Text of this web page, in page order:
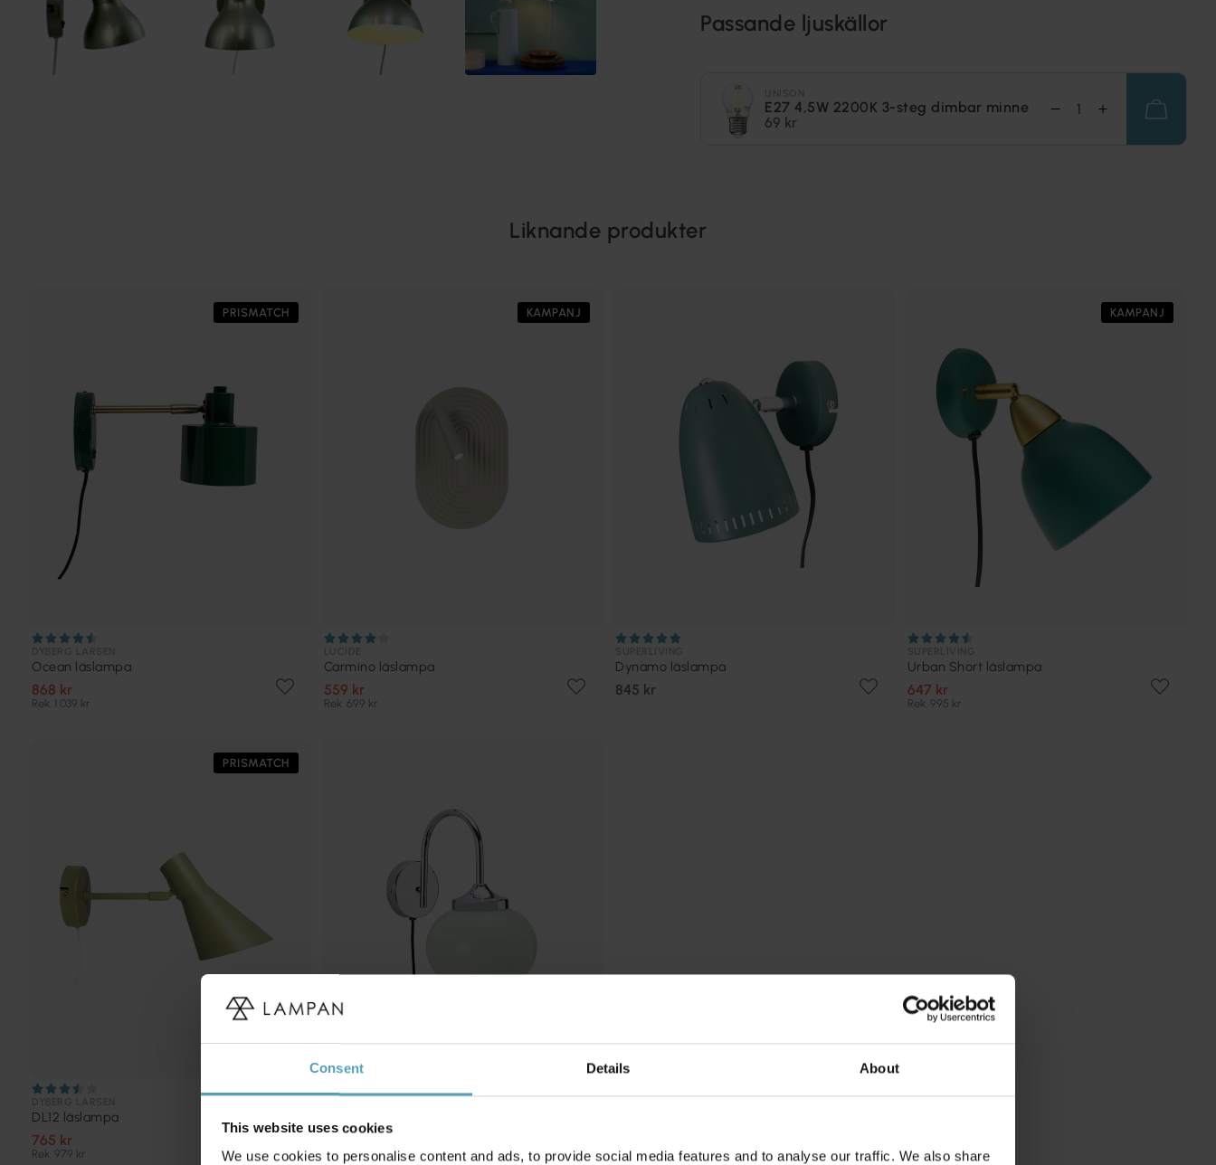
Consent Details About
This website uses cookies
We use cookies to personalise content and ads, to provide social media features and to analyse our traffic. We also share
Passande ljuskällor
E27 4,5W 2200K 3-steg dimbar minne
69 kr
Liknande produkter
PRISMATCH
Ocean läslampa
868 kr
Rek. 1 039 kr
KAMPANJ
Carmino läslampa
559 kr
Rek. 699 kr
Dynamo läslampa
845 kr
KAMPANJ
Urban Short läslampa
647 kr
Rek. 995 kr
PRISMATCH
DL12 läslampa
765 kr
Rek. 979 kr
Elsy 30cm läslampa